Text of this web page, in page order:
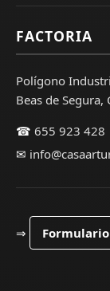
FACTORIA
Polígono
Beas de Segura,
☎ 655 923 428
✉
⇒